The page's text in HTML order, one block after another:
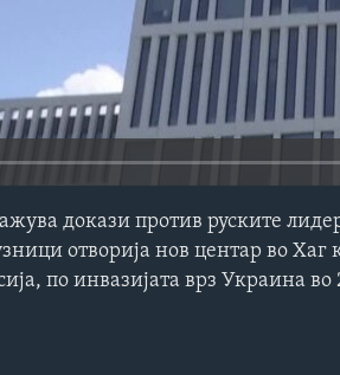
докази против руските
отворија нов центар во Хаг
по инвазијата врз Украина